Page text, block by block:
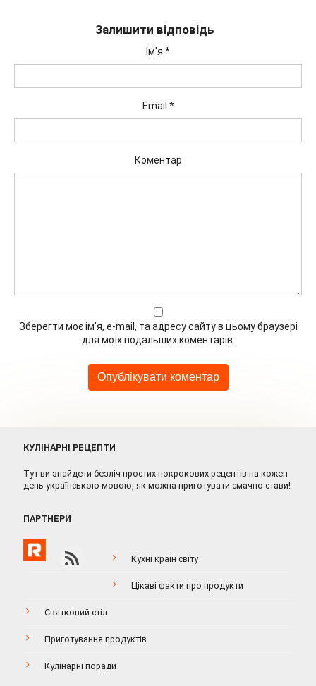
Залишити відповідь
Ім'я *
Email *
Коментар
Зберегти моє ім'я, e-mail, та адресу сайту в цьому браузері
для моїх подальших коментарів.
КУЛІНАРНІ РЕЦЕПТИ
Тут ви знайдети безліч простих покрокових рецептів на кожен
день українською мовою, як можна приготувати смачно стави!
ПАРТНЕРИ
Кухні країн світу
Цікаві факти про продукти
Святковий стіл
Приготування продуктів
Кулінарні поради